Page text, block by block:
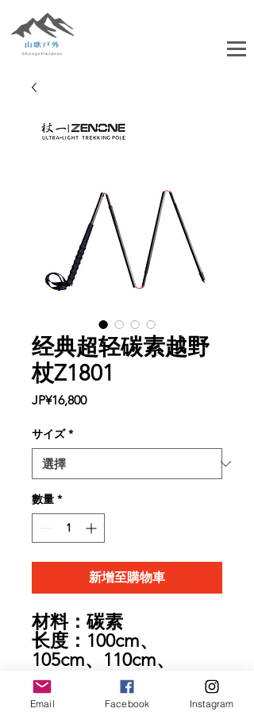
经典超轻碳素越野
杖Z1801
JP¥16,800價
サイズ *
數量 *
新增至購物車
材料：碳素
长度：100cm、
105cm、110cm、
120cm
重量：99g/100cm、
Email Facebook Instagram